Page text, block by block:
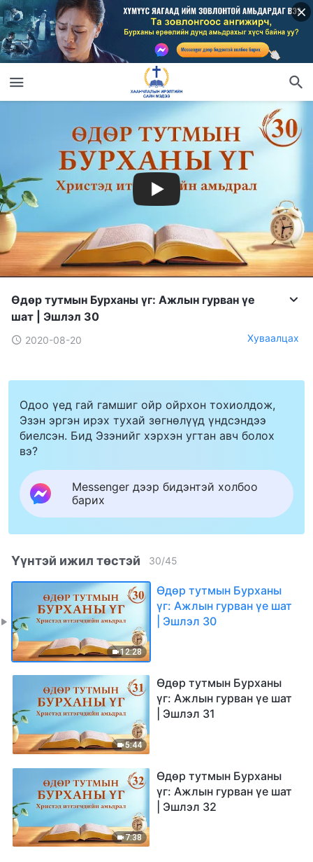
Өдөр тутмын Бурханы үг: Ажлын гурван үе
шат | Эшлэл 30
2020-08-20 Хуваалцах
Одоо үед гай гамшиг ойр ойрхон тохиолдож,
Эзэн эргэн ирэх тухай зөгнөлүүд үндсэндээ
биелсэн. Бид Эзэнийг хэрхэн угтан авч болох
вэ?
Messenger дээр бидэнтэй холбоо
барих
Үүнтэй ижил төстэй 30/45
12:28
Өдөр тутмын Бурханы
үг: Ажлын гурван үе шат
| Эшлэл 30
5:44
Өдөр тутмын Бурханы
үг: Ажлын гурван үе шат
| Эшлэл 31
7:38
Өдөр тутмын Бурханы
үг: Ажлын гурван үе шат
| Эшлэл 32